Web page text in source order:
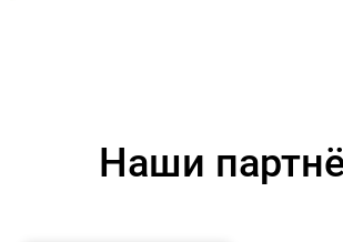
Наши